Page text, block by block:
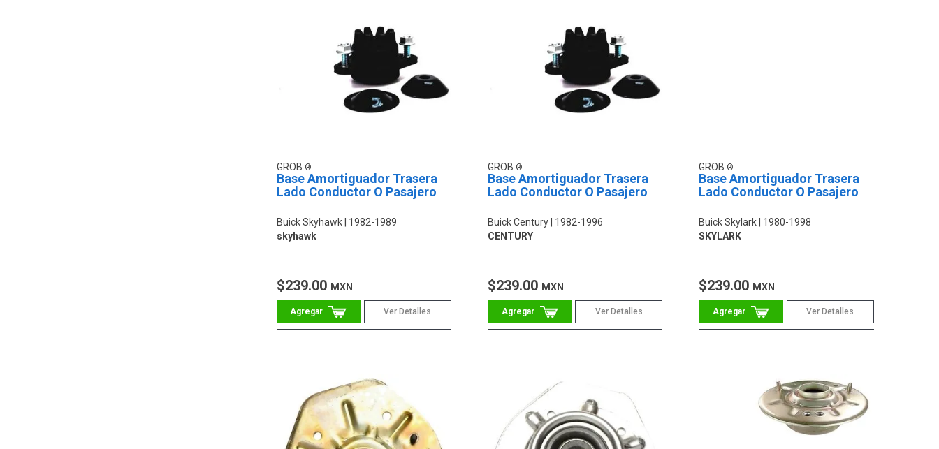
GROB
Base Amortiguador Trasera
Lado Conductor O Pasajero
Buick Skyhawk
1982-1989
skyhawk
$239.00 MXN
Ver Detalles
GROB
Base Amortiguador Trasera
Lado Conductor O Pasajero
Buick Century
1982-1996
CENTURY
$239.00 MXN
Ver Detalles
GROB
Base Amortiguador Trasera
Lado Conductor O Pasajero
Buick Skylark
1980-1998
SKYLARK
$239.00 MXN
Ver Detalles